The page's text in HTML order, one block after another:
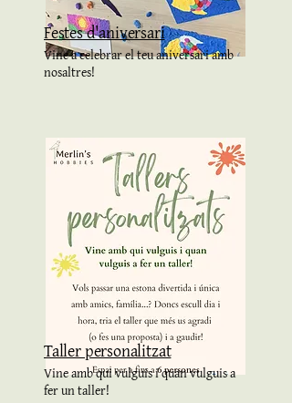
Festes d'aniversari
Vine a celebrar el teu aniversari amb
nosaltres!
Taller personalitzat
Vine amb qui vulguis i quan vulguis a
fer un taller!